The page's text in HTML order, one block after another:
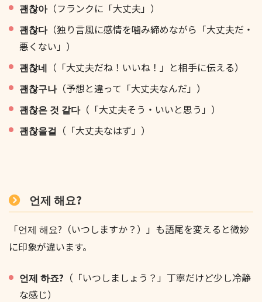
괜찮아（フランクに「大丈夫」）
괜찮다（独り言風に感情を噛み締めながら「大丈夫だ・
悪くない」）
괜찮네 （「大丈夫だね！いいね！」と相手に伝える）
괜찮구나（予想と違って「大丈夫なんだ」）
괜찮은 것 같다（「大丈夫そう・いいと思う」）
괜찮을걸 （「大丈夫なはず」）
언제 해요?
「언제 해요?（いつしますか？）」も語尾を変えると微妙
に印象が違います。
언제 하죠? （「いつしましょう？」丁寧だけど少し冷静
な感じ）